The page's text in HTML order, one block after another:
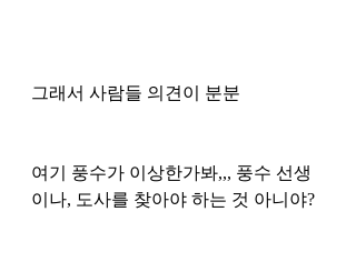
그래서 사람들 의견이 분분
여기 풍수가 이상한가봐,,, 풍수 선생
이나, 도사를 찾아야 하는 것 아니야?